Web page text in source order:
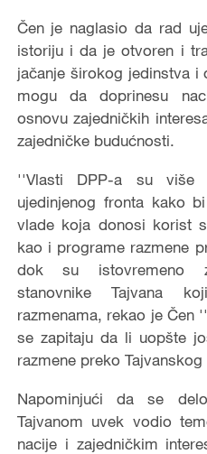
Čen je naglasio da rad
istoriju i da je otvoren i
jačanje širokog jedinstva i
mogu da doprinesu
osnovu zajedničkih
zajedničke budućnosti.
''Vlasti DPP-a su više
ujedinjenog fronta kako
vlade koja donosi korist
kao i programe razmene
dok su istovremeno
stanovnike Tajvana
razmenama, rekao je Čen
se zapitaju da li uopšte
razmene preko
Napominjući da se
Tajvanom uvek vodio
nacije i zajedničkim